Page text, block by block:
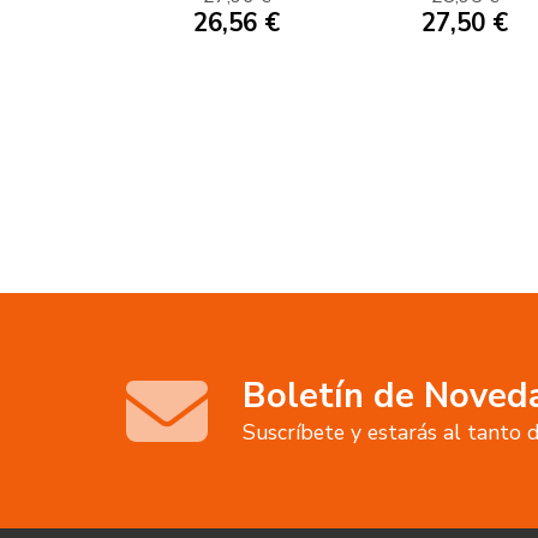
26,56 € 27,50 €
Boletín de
Suscríbete y estarás al tanto